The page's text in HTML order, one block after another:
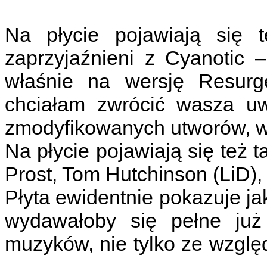
Na płycie pojawiają się
zaprzyjaźnieni z Cyanotic
właśnie na wersję
chciałam zwrócić wasza
zmodyfikowanych utworów,
Na płycie pojawiają się też
Prost, Tom Hutchinson
Płyta ewidentnie pokazuje
wydawałoby się pełne
muzyków, nie tylko ze